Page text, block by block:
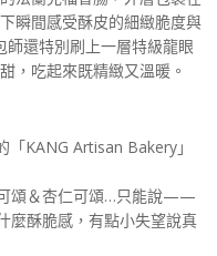
瞬間感受酥皮的細緻脆度與
還特別刷上一層特級龍眼
，吃起來既精緻又溫暖。
KANG Artisan Bakery」
頌＆杏仁可頌…只能說——
麼酥脆感，有點小失望說真